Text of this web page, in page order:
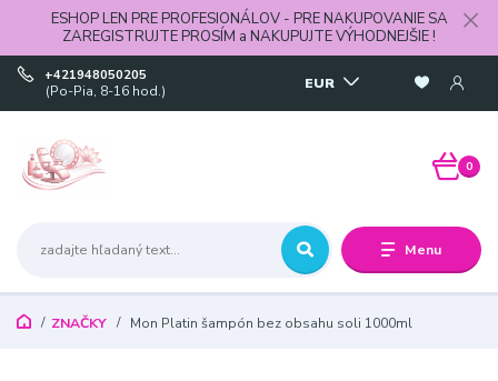
ESHOP LEN PRE PROFESIONÁLOV - PRE NAKUPOVANIE SA
ZAREGISTRUJTE PROSÍM a NAKUPUJTE VÝHODNEJŠIE !
Menu
EUR
+421948050205
(Po-Pia, 8-16 hod.)
0
ZNAČKY Mon Platin šampón bez obsahu soli 1000ml